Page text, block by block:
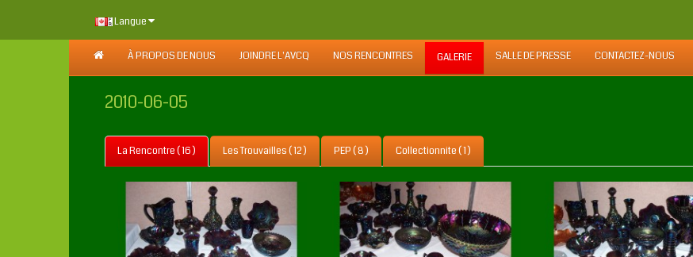
Langue
À PROPOS DE NOUS JOINDRE L'AVCQ NOS RENCONTRES GALERIE SALLE DE PRESSE CONTACTEZ-NOUS
2010-06-05
La Rencontre ( 16 ) Les Trouvailles ( 12 ) PEP ( 8 ) Collectionnite ( 1 )